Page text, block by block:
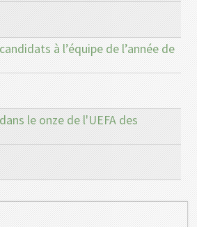
à l’équipe de l’année de
le onze de l'UEFA des